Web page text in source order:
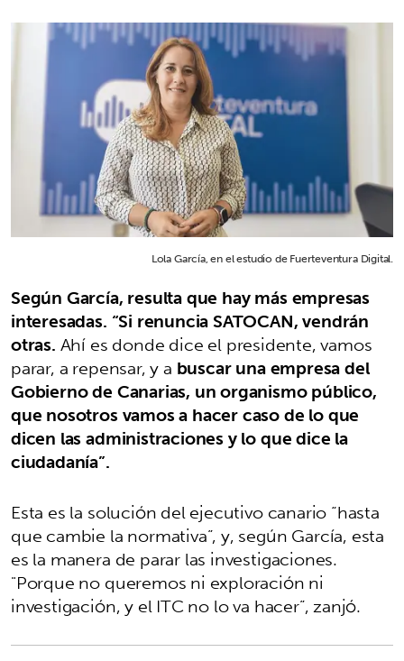
Lola García, en el estudio de Fuerteventura Digital.
Según García, resulta que hay más empresas
interesadas. “Si renuncia SATOCAN, vendrán
otras.Ahí es donde dice el presidente, vamos
parar, a repensar, y a buscar una empresa del
Gobierno de Canarias, un organismo público,
que nosotros vamos a hacer caso de lo que
dicen las administraciones y lo que dice la
ciudadanía”.
Esta es la solución del ejecutivo canario “hasta
que cambie la normativa”, y, según García, esta
es la manera de parar las investigaciones.
"Porque no queremos ni exploración ni
investigación, y el ITC no lo va hacer”, zanjó.